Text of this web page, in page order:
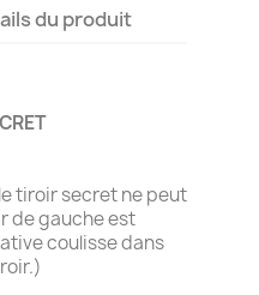
du produit
tiroir secret ne peut
de gauche est
coulisse dans